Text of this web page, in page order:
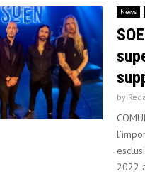
News
by
2022